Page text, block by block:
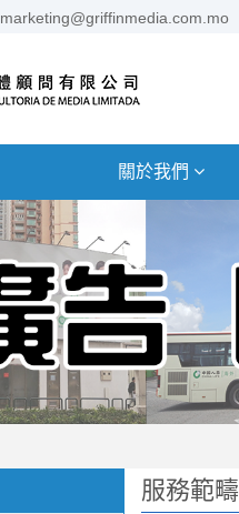
marketing@griffinmedia.com.mo
關於我們
服務範疇